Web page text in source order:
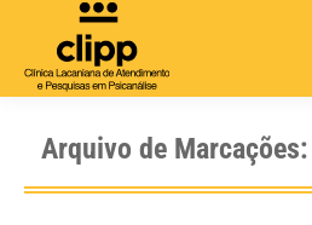
Arquivo de Marcações: